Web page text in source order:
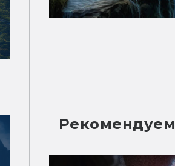
Рекомендуем